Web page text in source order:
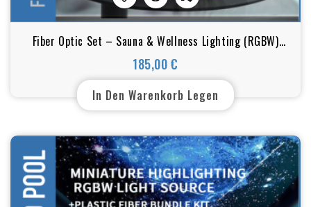
Fiber Optic Set – Sauna & Wellness Lighting (RGBW)
1.00 mm
185,00 €
Preis
In Den Warenkorb Legen